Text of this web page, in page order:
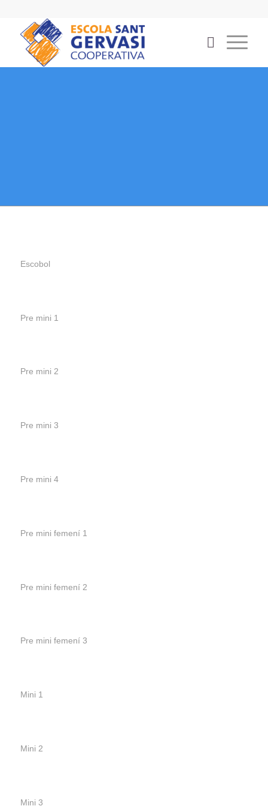
Escobol
Pre mini 1
Pre mini 2
Pre mini 3
Pre mini 4
Pre mini femení 1
Pre mini femení 2
Pre mini femení 3
Mini 1
Mini 2
Mini 3